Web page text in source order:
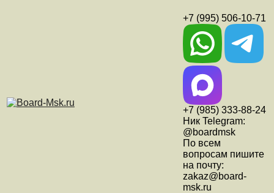
+7 (995) 506-10-71
+7 (985) 333-88-24
Ник Telegram:
@boardmsk
По всем
вопросам пишите
на почту:
zakaz@board-
msk.ru